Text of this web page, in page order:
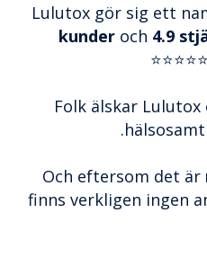
Lulutox gör sig ett
kunder och 4.9
Folk älskar
Och eftersom det är
finns verkligen ingen